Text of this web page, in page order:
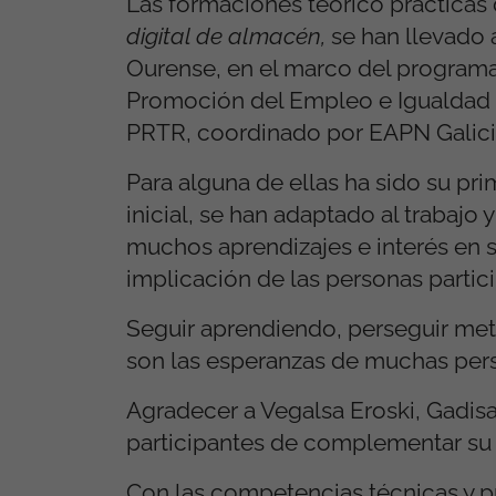
digital de almacén, se han llevado
Ourense, en el marco del
Promoción del Empleo e
PRTR, coordinado por EAPN
Para alguna de ellas ha sido su
inicial, se han adaptado al trabajo
muchos aprendizajes e interés
implicación de las personas
Seguir aprendiendo, perseguir
son las esperanzas de muchas
Agradecer a Vegalsa Eroski,
participantes de complementar